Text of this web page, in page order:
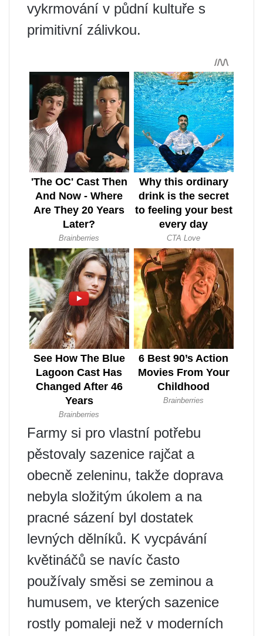
vykrmování v půdní kultuře s
primitivní zálivkou.
Farmy si pro vlastní potřebu
pěstovaly sazenice rajčat a
obecně zeleninu, takže doprava
nebyla složitým úkolem a na
pracné sázení byl dostatek
levných dělníků. K vycpávání
květináčů se navíc často
používaly směsi se zeminou a
humusem, ve kterých sazenice
rostly pomaleji než v moderních